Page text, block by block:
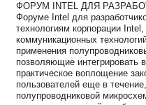
ФОРУМ INTEL ДЛЯ
Форуме Intel для
технологиям корпорации
коммуникационных
применения
позволяющие интегрировать
практическое воплощение
пользователей еще в
полупроводниковой